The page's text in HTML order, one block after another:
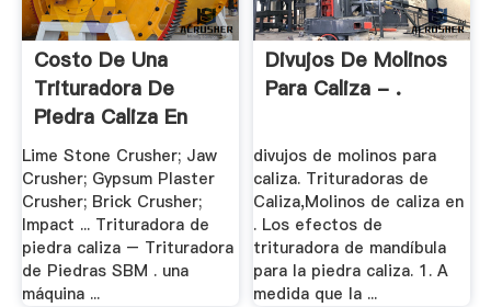
Costo De Una
Trituradora De
Piedra Caliza En
Mexico
Lime Stone Crusher; Jaw
Crusher; Gypsum Plaster
Crusher; Brick Crusher;
Impact ... Trituradora de
piedra caliza – Trituradora
de Piedras SBM . una
máquina ...
Divujos De Molinos
Para Caliza - .
divujos de molinos para
caliza. Trituradoras de
Caliza,Molinos de caliza en
. Los efectos de
trituradora de mandíbula
para la piedra caliza. 1. A
medida que la ...